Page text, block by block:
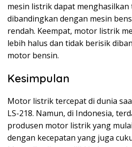
mesin listrik dapat
dibandingkan dengan mesin
rendah. Keempat, motor listrik
lebih halus dan tidak berisik
motor bensin.
Kesimpulan
Motor listrik tercepat di dunia
LS-218. Namun, di Indonesia,
produsen motor listrik yang
dengan kecepatan yang juga